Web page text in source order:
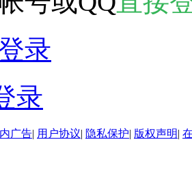
录
录
广告| 用户协议| 隐私保护| 版权声明|